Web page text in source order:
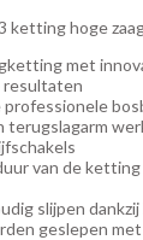
ketting hoge
met
resultaten
professionele
terugslagarm
van de
slijpen
geslepen